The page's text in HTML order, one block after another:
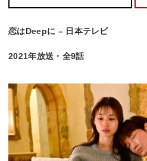
恋はDeepに – 日本テレビ
2021年放送・全9話